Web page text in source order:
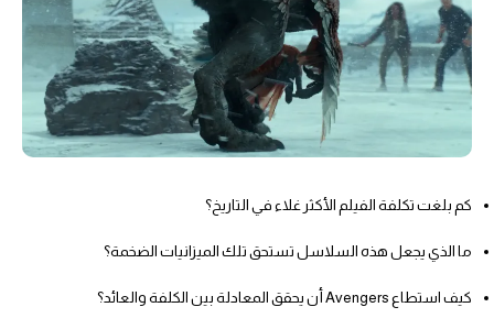
كم بلغت تكلفة الفيلم الأكثر غلاء في التاريخ؟
ما الذي يجعل هذه السلاسل تستحق تلك الميزانيات الضخمة؟
كيف استطاع Avengers أن يحقق المعادلة بين الكلفة والعائد؟